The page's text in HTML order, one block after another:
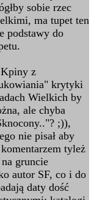
sobie rzec
ma tupet ten
podstawy do
z
krytyki
Wielkich by
ale chyba
;)),
nie pisał aby
tyleż
gruncie
autor SF, co i do
daty dość